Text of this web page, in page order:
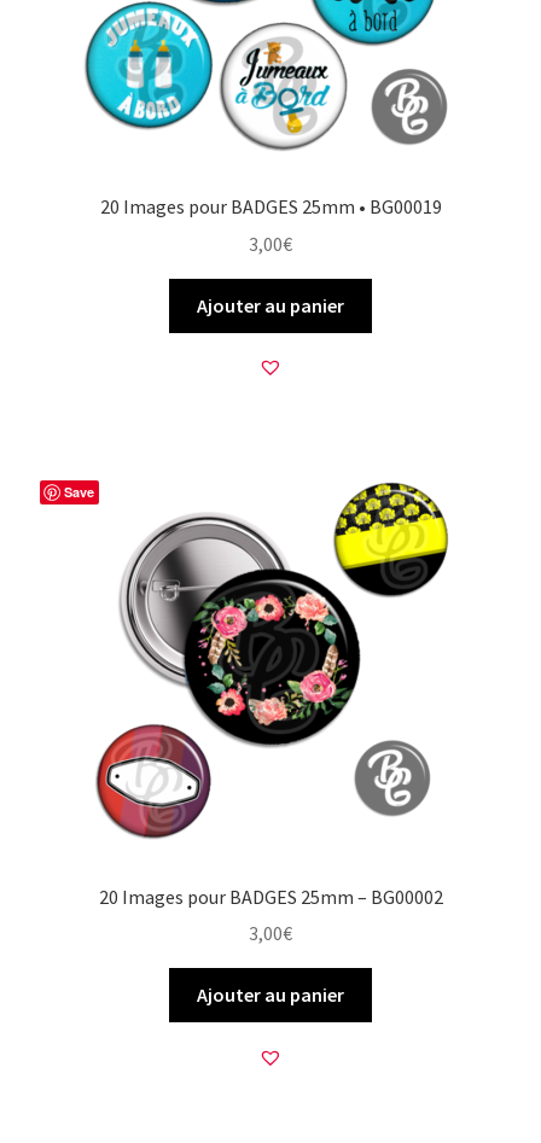
20 Images pour BADGES 25mm • BG00019
3,00€
Ajouter au panier
Save
20 Images pour BADGES 25mm – BG00002
3,00€
Ajouter au panier